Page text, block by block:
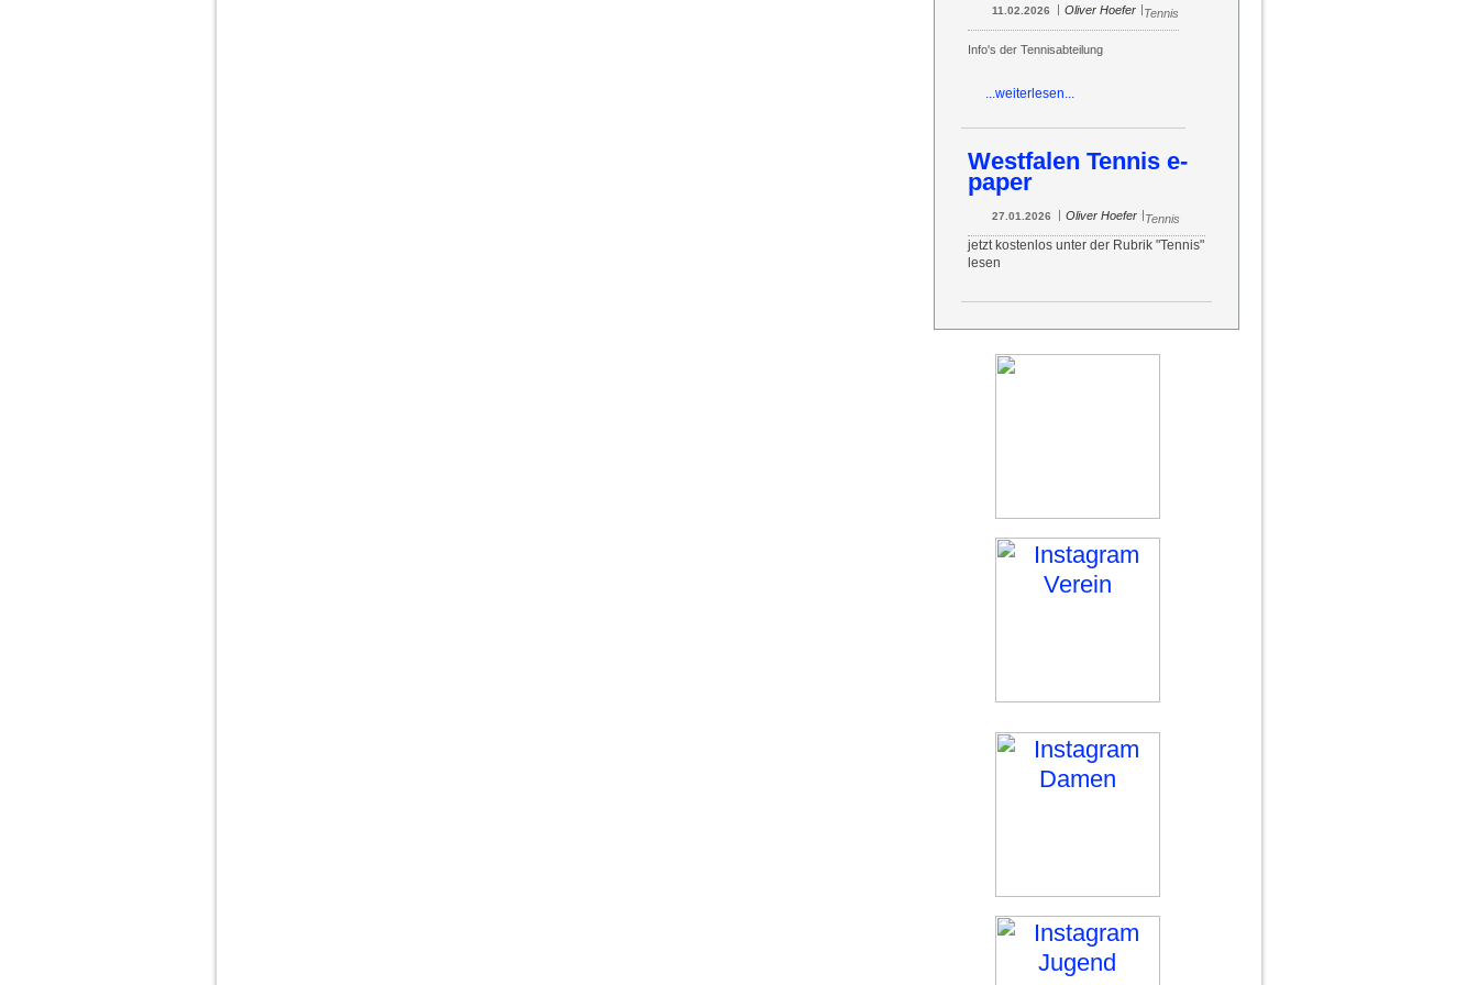
11.02.2026 | Oliver Hoefer |Tennis
Info's der Tennisabteilung
...weiterlesen...
Westfalen Tennis e-
paper
27.01.2026 | Oliver Hoefer |Tennis
jetzt kostenlos unter der Rubrik "Tennis"
lesen